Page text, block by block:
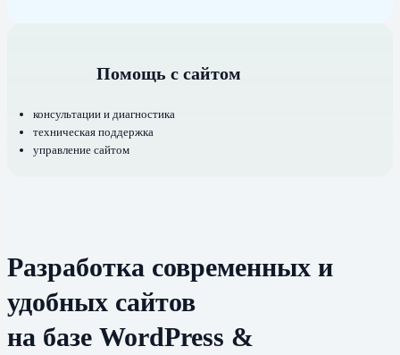
Помощь с сайтом
консультации и диагностика
техническая поддержка
управление сайтом
Разработка современных и
удобных сайтов
на базе WordPress &